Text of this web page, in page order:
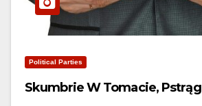
Political Parties
Skumbrie W Tomacie, Pstrąg